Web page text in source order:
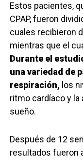
Estos pacientes,
CPAP, fueron
cuales recibieron
mientras que el
Durante el
una variedad de
respiración, los
ritmo cardíaco y la
sueño.
Después de 12
resultados fueron